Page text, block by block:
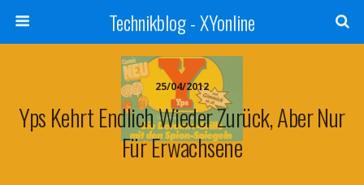
Technikblog - XYonline
25/04/2012
Yps Kehrt Endlich Wieder Zurück, Aber Nur
Für Erwachsene